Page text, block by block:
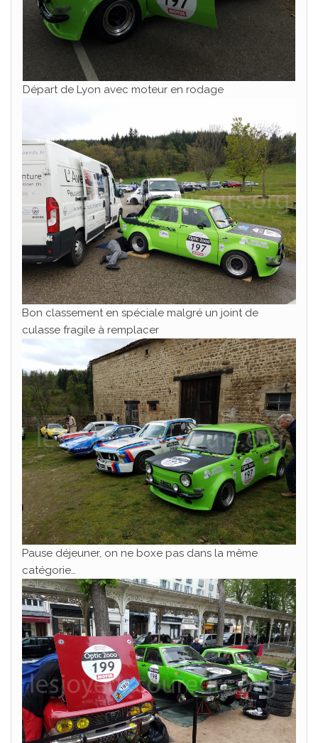
Départ de Lyon avec moteur en rodage
Bon classement en spéciale malgré un joint de
culasse fragile à remplacer
Pause déjeuner, on ne boxe pas dans la même
catégorie…